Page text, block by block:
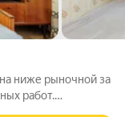
ниже рыночной за
работ.